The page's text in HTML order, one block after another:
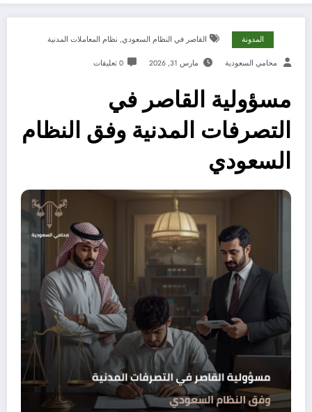
المدونة القاصر في النظام السعودي نظام المعاملات المدنية
محامي السعودية مارس 31, 2026 0 تعليقات
مسؤولية القاصر في
التصرفات المدنية وفق النظام
السعودي